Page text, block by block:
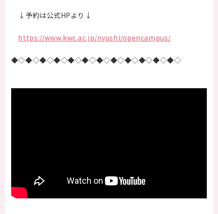
地域・一般の方へ
↓予約は公式HPより↓
https://www.kwc.ac.jp/nyushi/opencampus/
◆◇◆◇◆◇◆◇◆◇◆◇◆◇◆◇◆◇◆◇◆◇◆◇